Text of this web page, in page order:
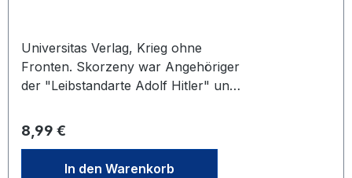
Universitas Verlag, Krieg ohne
Fronten. Skorzeny war Angehöriger
der "Leibstandarte Adolf Hitler" und
mehrere Kommandounternehmen im
II. WK. Er befreite u.a. 1943 Mussolini
am Gran Sasso und er war der
Regulärer Preis:
8,99 €
In den Warenkorb